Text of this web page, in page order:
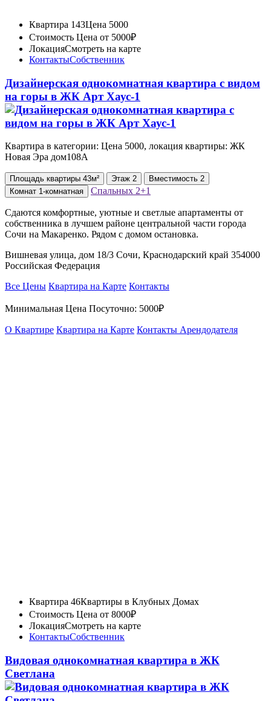
Квартира 143Цена 5000
Стоимость Цена от 5000₽
ЛокацияСмотреть на карте
КонтактыСобственник
Дизайнерская однокомнатная квартира с видом
на горы в ЖК Арт Хаус-1
Квартира в категории: Цена 5000, локация квартиры: ЖК
Новая Эра дом108А
Площадь квартиры 43м² Этаж 2 Вместимость 2
Комнат 1-комнатная Спальных 2+1
Сдаются комфортные, уютные и светлые апартаменты от
собственника в лучшем районе центральной части города
Сочи на Макаренко. Рядом с домом остановка.
Вишневая улица, дом 18/3 Сочи, Краснодарский край 354000
Российская Федерация
Все Цены Квартира на Карте Контакты
Минимальная Цена Посуточно: 5000₽
О Квартире Квартира на Карте Контакты Арендодателя
Квартира 46Квартиры в Клубных Домах
Стоимость Цена от 8000₽
ЛокацияСмотреть на карте
КонтактыСобственник
Видовая однокомнатная квартира в ЖК
Светлана